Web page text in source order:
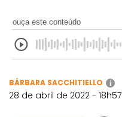
ouça este conteúdo
BÁRBARA SACCHITIELLO i
28 de abril de 2022 - 18h57